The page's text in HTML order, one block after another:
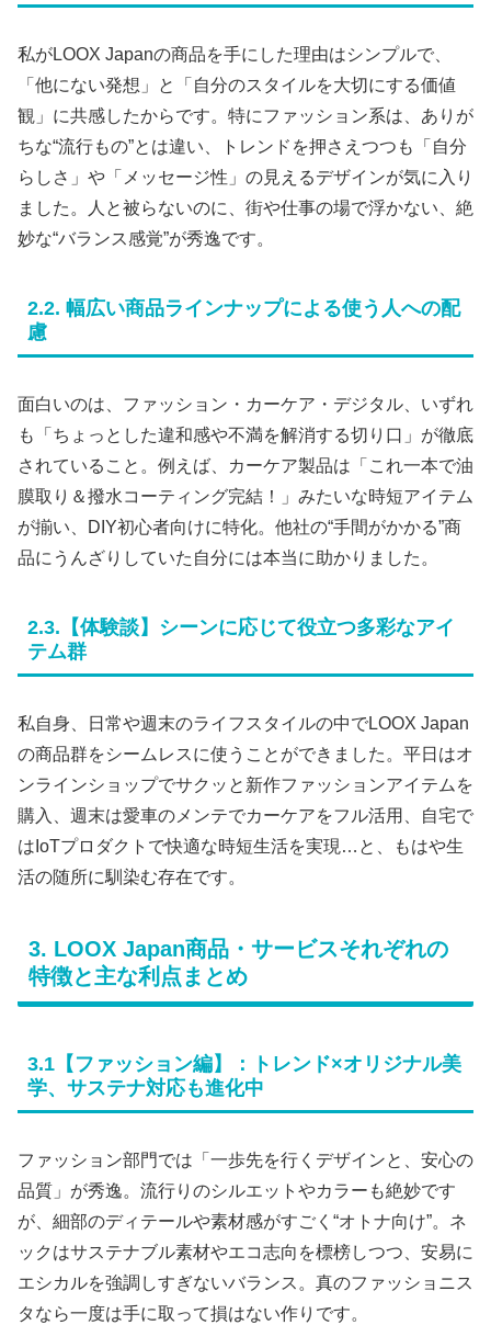
私がLOOX Japanの商品を手にした理由はシンプルで、
「他にない発想」と「自分のスタイルを大切にする価値
観」に共感したからです。特にファッション系は、ありが
ちな“流行もの”とは違い、トレンドを押さえつつも「自分
らしさ」や「メッセージ性」の見えるデザインが気に入り
ました。人と被らないのに、街や仕事の場で浮かない、絶
妙な“バランス感覚”が秀逸です。
2.2. 幅広い商品ラインナップによる使う人への配
慮
面白いのは、ファッション・カーケア・デジタル、いずれ
も「ちょっとした違和感や不満を解消する切り口」が徹底
されていること。例えば、カーケア製品は「これ一本で油
膜取り＆撥水コーティング完結！」みたいな時短アイテム
が揃い、DIY初心者向けに特化。他社の“手間がかかる”商
品にうんざりしていた自分には本当に助かりました。
2.3.【体験談】シーンに応じて役立つ多彩なアイ
テム群
私自身、日常や週末のライフスタイルの中でLOOX Japan
の商品群をシームレスに使うことができました。平日はオ
ンラインショップでサクッと新作ファッションアイテムを
購入、週末は愛車のメンテでカーケアをフル活用、自宅で
はIoTプロダクトで快適な時短生活を実現…と、もはや生
活の随所に馴染む存在です。
3. LOOX Japan商品・サービスそれぞれの
特徴と主な利点まとめ
3.1【ファッション編】：トレンド×オリジナル美
学、サステナ対応も進化中
ファッション部門では「一歩先を行くデザインと、安心の
品質」が秀逸。流行りのシルエットやカラーも絶妙です
が、細部のディテールや素材感がすごく“オトナ向け”。ネ
ックはサステナブル素材やエコ志向を標榜しつつ、安易に
エシカルを強調しすぎないバランス。真のファッショニス
タなら一度は手に取って損はない作りです。